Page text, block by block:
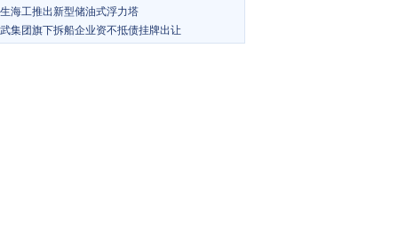
海工推出新型储油式浮力塔
集团旗下拆船企业资不抵债挂牌出让